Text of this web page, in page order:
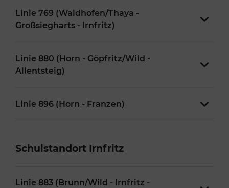
Linie 769 (Waidhofen/Thaya -
Großsiegharts - Irnfritz)
Linie 880 (Horn - Göpfritz/Wild -
Allentsteig)
Linie 896 (Horn - Franzen)
Schulstandort Irnfritz
Linie 883 (Brunn/Wild - Irnfritz -